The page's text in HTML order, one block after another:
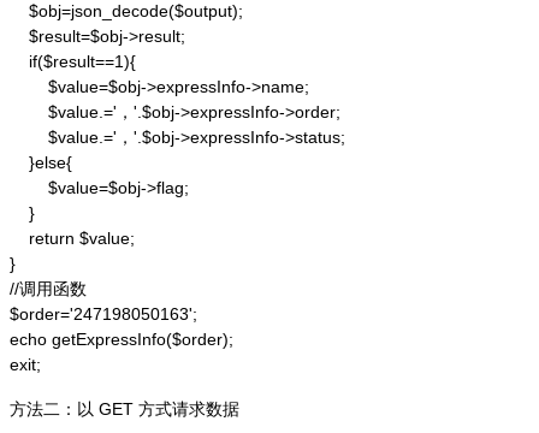
    $obj=json_decode($output);
    $result=$obj->result;
    if($result==1){
        $value=$obj->expressInfo->name;
        $value.='，'.$obj->expressInfo->order;
        $value.='，'.$obj->expressInfo->status;
    }else{
        $value=$obj->flag;
    }
    return $value;
}
//调用函数
$order='247198050163';
echo getExpressInfo($order);
exit;
方法二：以 GET 方式请求数据